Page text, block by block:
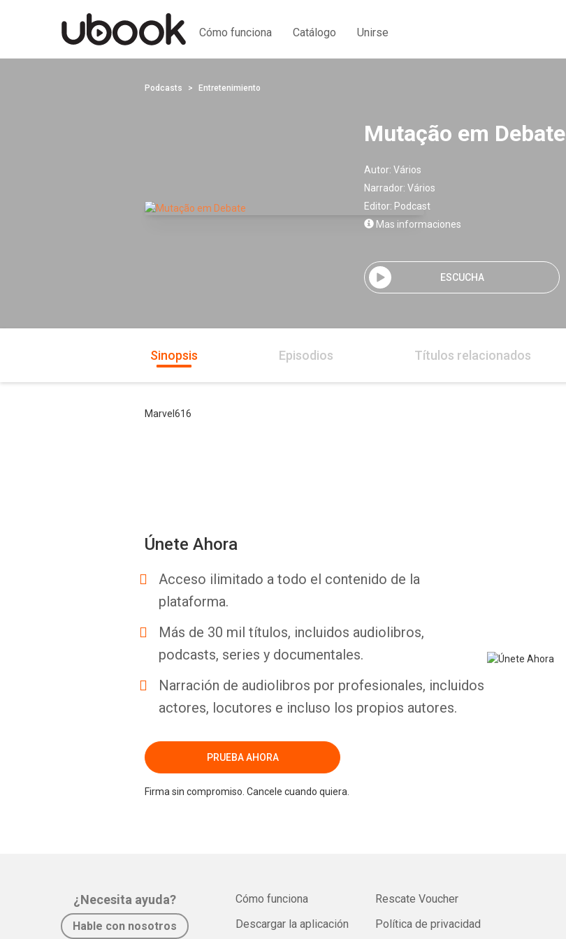
Cómo funciona Catálogo Unirse
Podcasts Entretenimiento
Mutação em Debate
Autor: Vários
Narrador: Vários
Editor: Podcast
Mas informaciones
ESCUCHA
Sinopsis Episodios Títulos relacionados
Marvel616
Únete Ahora
Acceso ilimitado a todo el contenido de la
plataforma.
Más de 30 mil títulos, incluidos audiolibros,
podcasts, series y documentales.
Narración de audiolibros por profesionales, incluidos
actores, locutores e incluso los propios autores.
PRUEBA AHORA
Firma sin compromiso. Cancele cuando quiera.
¿Necesita ayuda?
Hable con nosotros
Cómo funciona
Descargar la aplicación
Rescate Voucher
Política de privacidad
Whatsapp